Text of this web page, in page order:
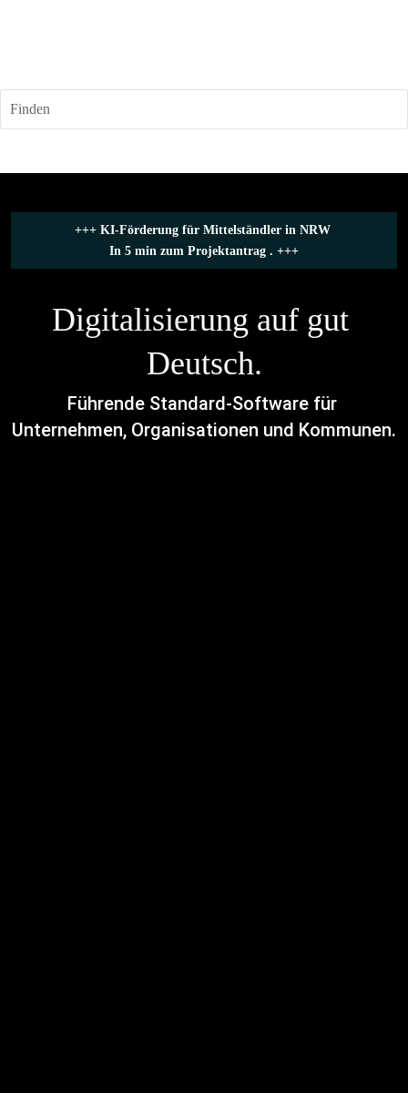
Finden
+++ KI-Förderung für Mittelständler in NRW
In 5 min zum Projektantrag . +++
Digitalisierung auf gut
Deutsch.
Führende Standard-Software für
Unternehmen, Organisationen und Kommunen.